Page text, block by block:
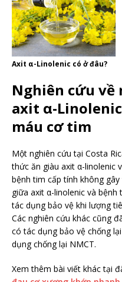
Axit α-Linolenic có ở đâu?
Nghiên cứu về
axit α-
máu cơ tim
Một nghiên cứu tại Costa
thức ăn giàu axit α-linolenic
bệnh tim cấp tính không
giữa axit α-linolenic và
tác dụng bảo vệ khi lượng
Các nghiên cứu khác cũng
có tác dụng bảo vệ chống
dụng chống lại NMCT.
Xem thêm bài viết khác tại